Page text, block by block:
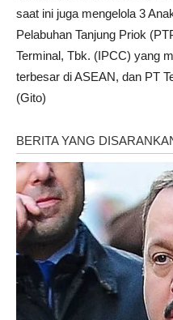
saat ini juga mengelola 3
Pelabuhan Tanjung Priok
Terminal, Tbk. (IPCC) yang
terbesar di ASEAN, dan PT
(Gito)